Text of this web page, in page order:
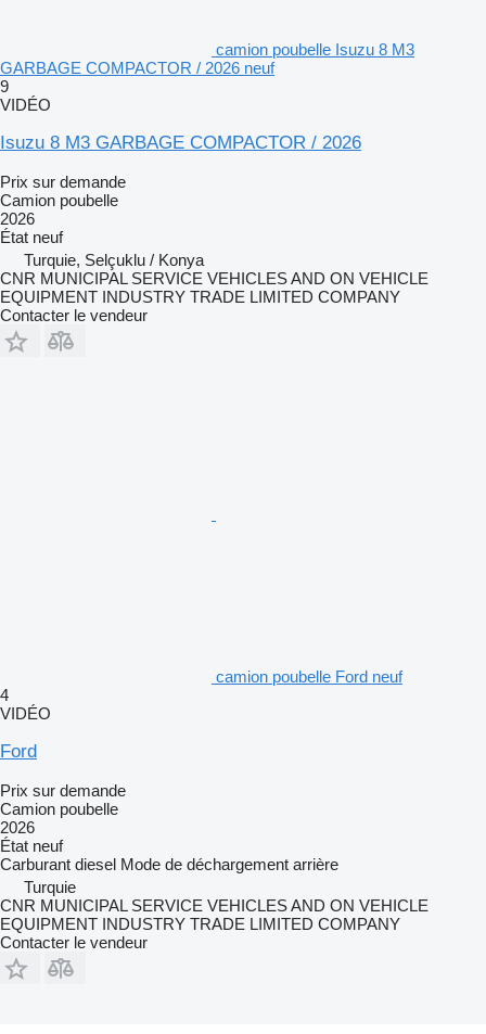
camion poubelle Isuzu 8 M3
GARBAGE COMPACTOR / 2026 neuf
9
VIDÉO
Isuzu 8 M3 GARBAGE COMPACTOR / 2026
Prix sur demande
Camion poubelle
2026
État neuf
Turquie, Selçuklu / Konya
CNR MUNICIPAL SERVICE VEHICLES AND ON VEHICLE
EQUIPMENT INDUSTRY TRADE LIMITED COMPANY
Contacter le vendeur
camion poubelle Ford neuf
4
VIDÉO
Ford
Prix sur demande
Camion poubelle
2026
État neuf
Carburant diesel Mode de déchargement arrière
Turquie
CNR MUNICIPAL SERVICE VEHICLES AND ON VEHICLE
EQUIPMENT INDUSTRY TRADE LIMITED COMPANY
Contacter le vendeur